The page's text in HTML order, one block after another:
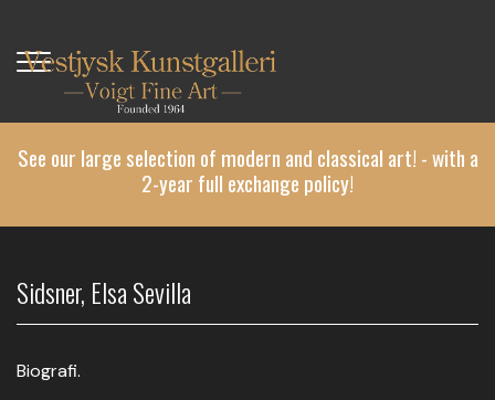
main
content
See our large selection of modern and classical art! - with a
2-year full exchange policy!
Sidsner, Elsa Sevilla
Biografi.